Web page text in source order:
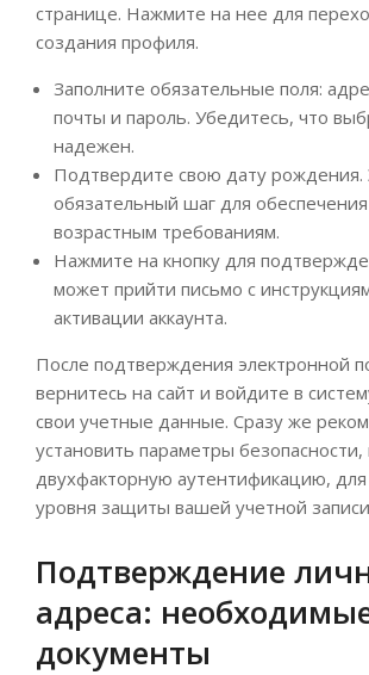
странице. Нажмите на нее для
создания профиля.
Заполните обязательные поля:
почты и пароль. Убедитесь, что
надежен.
Подтвердите свою дату рождения.
обязательный шаг для обеспечения
возрастным требованиям.
Нажмите на кнопку для
может прийти письмо с
активации аккаунта.
После подтверждения электронной
вернитесь на сайт и войдите в
свои учетные данные. Сразу же
установить параметры безопасности,
двухфакторную аутентификацию,
уровня защиты вашей учетной
Подтверждение
адреса:
документы